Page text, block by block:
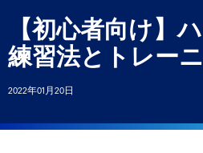
exclusive discounts and
Rewards.
In | Create Account
【初心者向け】
練習法とトレー
2022年01月20日